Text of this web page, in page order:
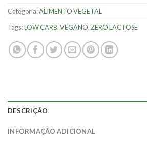
Categoria:ALIMENTO VEGETAL
Tags:LOW CARB,VEGANO, ZERO LACTOSE
DESCRIÇÃO
INFORMAÇÃO ADICIONAL